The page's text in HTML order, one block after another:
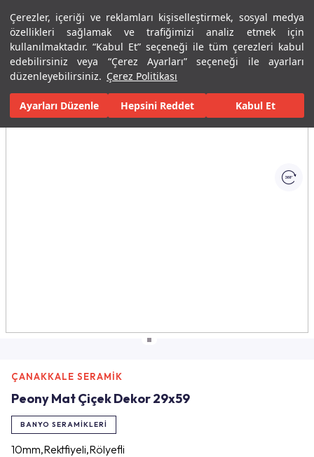
Çerezler, içeriği ve reklamları kişiselleştirmek, sosyal medya
özellikleri sağlamak ve trafiğimizi analiz etmek için
kullanılmaktadır. “Kabul Et” seçeneği ile tüm çerezleri kabul
edebilirsiniz veya “Çerez Ayarları” seçeneği ile ayarları
düzenleyebilirsiniz. Çerez Politikası
Ayarları Düzenle Hepsini Reddet Kabul Et
Menü Menü
Ana Sayfa Karolar Konut İçi Alanlar Banyo Seramikleri
Tüm Görseller(1)
ÇANAKKALE SERAMİK
Peony Mat Çiçek Dekor 29x59
BANYO SERAMIKLERI
10mm,Rektfiyeli,Rölyefli